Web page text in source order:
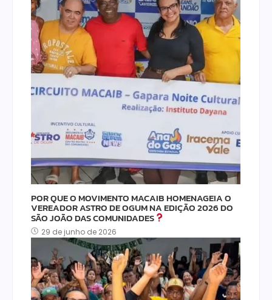
POR QUE O MOVIMENTO MACAIB HOMENAGEIA O
VEREADOR ASTRO DE OGUM NA EDIÇÃO 2026 DO
SÃO JOÃO DAS COMUNIDADES
29 de junho de 2026